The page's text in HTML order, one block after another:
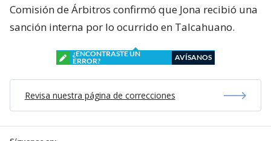
Comisión de Árbitros confirmó que Jona recibió una
sanción interna por lo ocurrido en Talcahuano.
¿ENCONTRASTE UN
ERROR?
AVÍSANOS
Revisa nuestra página de correcciones